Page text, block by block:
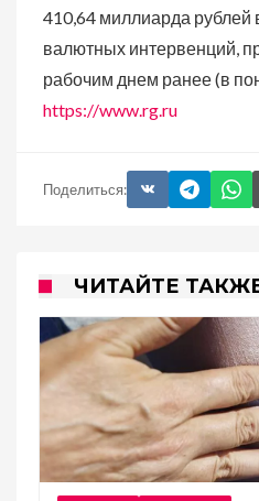
410,64 миллиарда рублей
валютных интервенций,
рабочим днем ранее (в
https://www.rg.ru
Поделиться:
ЧИТАЙТЕ